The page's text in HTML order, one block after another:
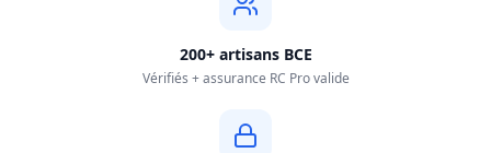
200+ artisans BCE
Vérifiés + assurance RC Pro valide